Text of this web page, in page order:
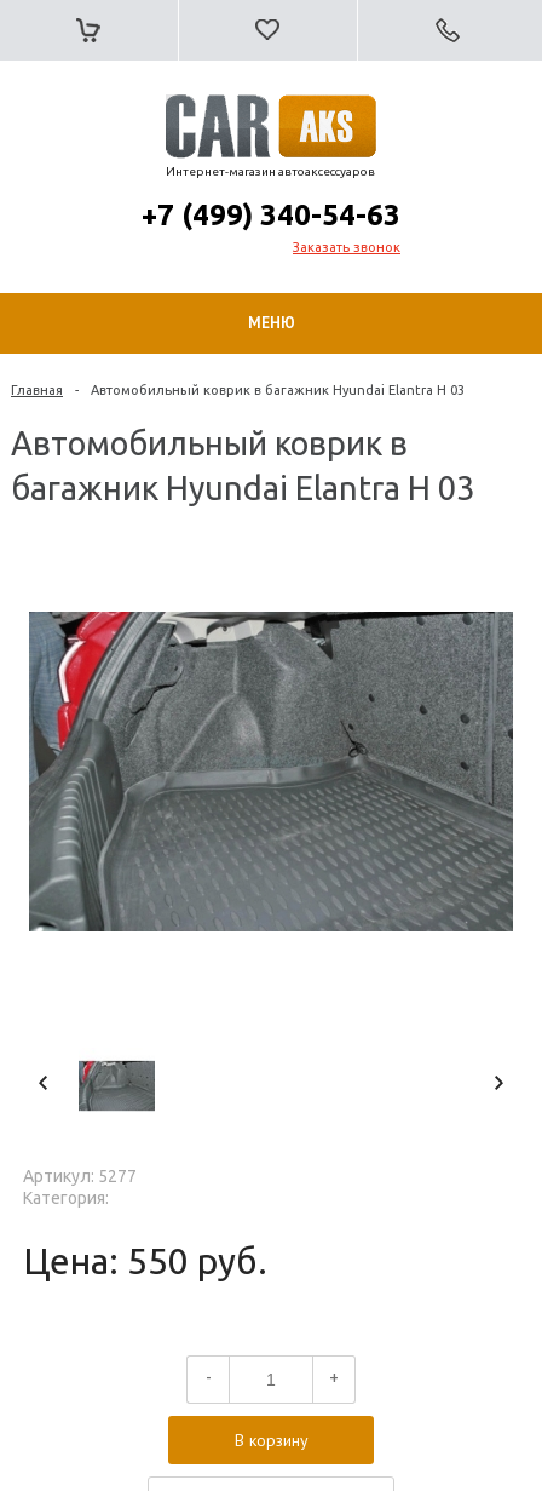
Интернет-магазин автоаксессуаров
+7 (499) 340-54-63
Заказать звонок
МЕНЮ
Главная - Автомобильный коврик в багажник Hyundai Elantra H 03
Автомобильный коврик в
багажник Hyundai Elantra H 03
Артикул: 5277
Категория:
Цена: 550 руб.
- +
В корзину